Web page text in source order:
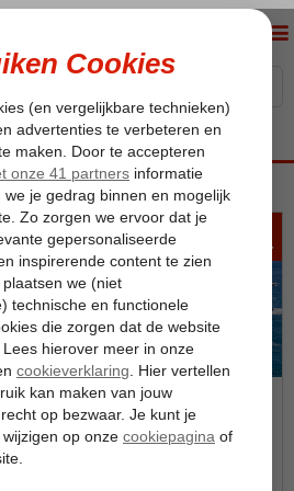
Tenerife
va 328 p.p.
het subtropische klimaat een eiland
elk wat wils: kom tot rust aan de